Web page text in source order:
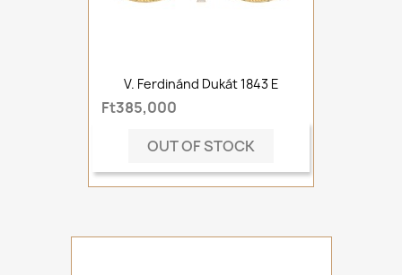
V. Ferdinánd Dukát 1843 E
Ft385,000
OUT OF STOCK